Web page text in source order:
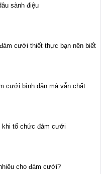
sành điệu
cưới thiết thực bạn nên biết
cưới bình dân mà vẫn chất
khi tổ chức đám cưới
cho đám cưới?